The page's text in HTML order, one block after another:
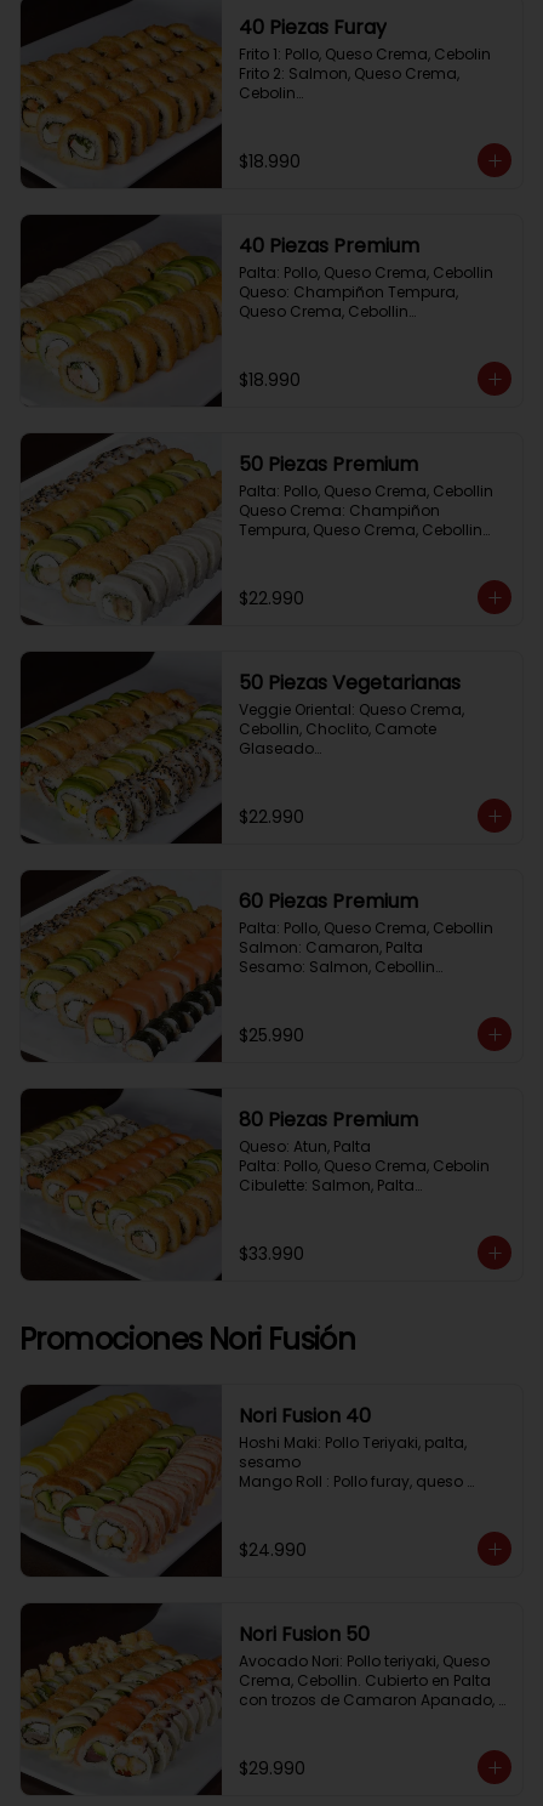
40 Piezas Furay
Frito 1: Pollo, Queso Crema, Cebolin
Frito 2: Salmon, Queso Crema,
Cebolin
Frito 4: Kanikama, Queso Crema,
Cebollin
$18.990
40 Piezas Premium
Palta: Pollo, Queso Crema, Cebollin
Queso: Champiñon Tempura,
Queso Crema, Cebollin
Cebollin
$18.990
50 Piezas Premium
Palta: Pollo, Queso Crema, Cebollin
Queso Crema: Champiñon
Tempura, Queso Crema, Cebollin
Cebollin
Frito 2: Pollo, Queso Crema, Cebollin
$22.990
50 Piezas Vegetarianas
Veggie Oriental: Queso Crema,
Cebollin, Choclito, Camote
Glaseado
Avocado Veggie:	Palmito, Choclito,
Queso Crema, Cebollin
Albahaca,  envuelto en almendras
$22.990
60 Piezas Premium
Palta: Pollo, Queso Crema, Cebollin
Salmon: Camaron, Palta
Sesamo: Salmon, Cebollin
Pimenton, Queso Crema
Hosomaki: Pollo Teriyaki
$25.990
80 Piezas Premium
Queso: Atun, Palta
Palta: Pollo, Queso Crema, Cebolin
Cibulette: Salmon, Palta
Frito 1: Champiñon Tempura,
Pimenton, Queso Crema
Cebollin
$33.990
Promociones Nori Fusión
Nori Fusion 40
Hoshi Maki: Pollo Teriyaki, palta,
sesamo
Mango Roll : Pollo furay, queso
Avocado Oriental: Salmon,
Kanikama, Queso crema, cubierto
Salmon, bañado en salsa
Acevichada
$24.990
Nori Fusion 50
Avocado Nori: Pollo teriyaki, Queso
Crema, Cebollin. Cubierto en Palta
con trozos de Camaron Apanado,
Palta, cubierto en Salmon
Shirosakana Oriental: Pescado
$29.990